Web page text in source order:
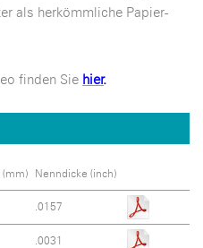
als herkömmliche Papier-
finden Sie hier.
Nenndicke (inch)
.0157
.0031